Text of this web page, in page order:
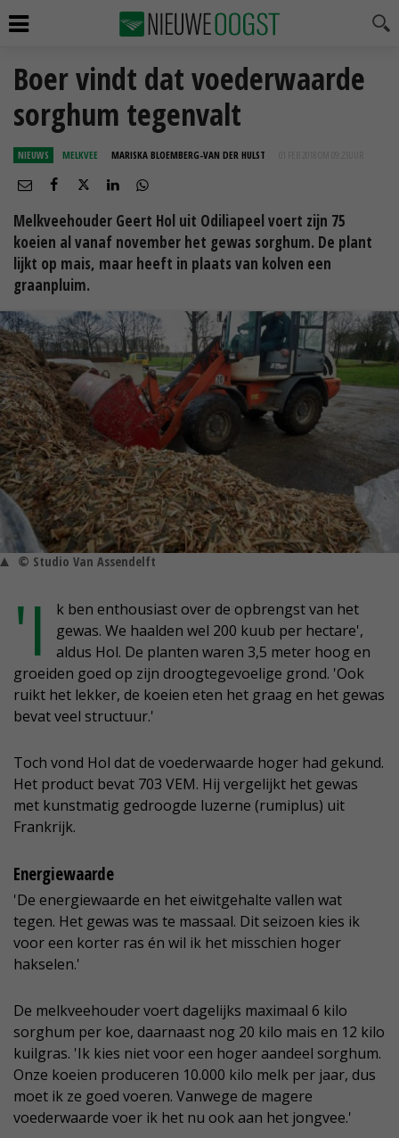
Boer vindt dat voederwaarde
sorghum tegenvalt
NIEUWS MELKVEE MARISKA BLOEMBERG-VAN DER HULST 01 FEB 2018 OM 09:23
Melkveehouder Geert Hol uit Odiliapeel voert zijn 75
koeien al vanaf november het gewas sorghum. De plant
lijkt op mais, maar heeft in plaats van kolven een
graanpluim.
© Studio Van Assendelft
'I
k ben enthousiast over de opbrengst van het
gewas. We haalden wel 200 kuub per hectare',
aldus Hol. De planten waren 3,5 meter hoog en
groeiden goed op zijn droogtegevoelige grond. 'Ook
ruikt het lekker, de koeien eten het graag en het gewas
bevat veel structuur.'
Toch vond Hol dat de voederwaarde hoger had gekund.
Het product bevat 703 VEM. Hij vergelijkt het gewas
met kunstmatig gedroogde luzerne (rumiplus) uit
Frankrijk.
Energiewaarde
'De energiewaarde en het eiwitgehalte vallen wat
tegen. Het gewas was te massaal. Dit seizoen kies ik
voor een korter ras én wil ik het misschien hoger
hakselen.'
De melkveehouder voert dagelijks maximaal 6 kilo
sorghum per koe, daarnaast nog 20 kilo mais en 12 kilo
kuilgras. 'Ik kies niet voor een hoger aandeel sorghum.
Onze koeien produceren 10.000 kilo melk per jaar, dus
moet ik ze goed voeren. Vanwege de magere
voederwaarde voer ik het nu ook aan het jongvee.'